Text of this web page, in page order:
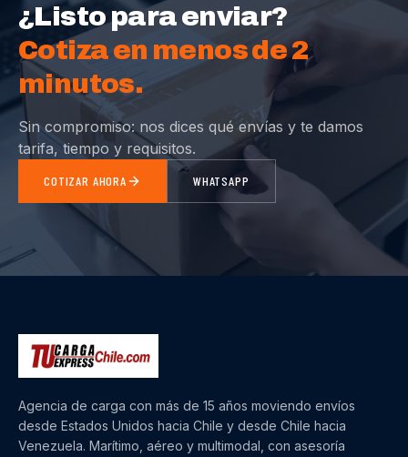
¿Listo para enviar?
Cotiza en menos de 2
minutos.
Sin compromiso: nos dices qué envías y te damos
tarifa, tiempo y requisitos.
COTIZAR AHORA WHATSAPP
Agencia de carga con más de 15 años moviendo envíos
desde Estados Unidos hacia Chile y desde Chile hacia
Venezuela. Marítimo, aéreo y multimodal, con asesoría